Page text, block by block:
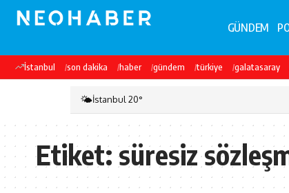
GÜNDEM
İstanbul son dakika haber gündem türkiye galatasaray
🌤️İstanbul 20°
Etiket:süresiz